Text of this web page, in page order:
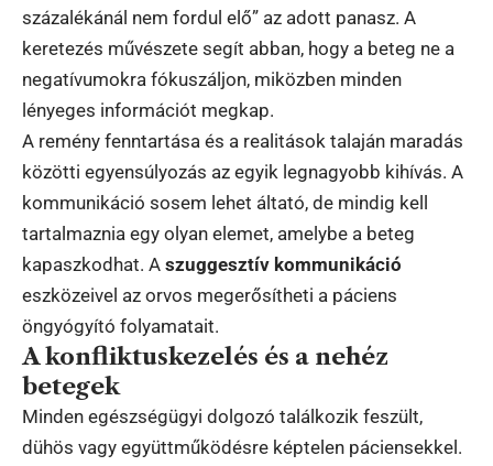
százalékánál nem fordul elő” az adott panasz. A
keretezés művészete segít abban, hogy a beteg ne a
negatívumokra fókuszáljon, miközben minden
lényeges információt megkap.
A remény fenntartása és a realitások talaján maradás
közötti egyensúlyozás az egyik legnagyobb kihívás. A
kommunikáció sosem lehet áltató, de mindig kell
tartalmaznia egy olyan elemet, amelybe a beteg
kapaszkodhat. A szuggesztív kommunikáció
eszközeivel az orvos megerősítheti a páciens
öngyógyító folyamatait.
A konfliktuskezelés és a nehéz
betegek
Minden egészségügyi dolgozó találkozik feszült,
dühös vagy együttműködésre képtelen páciensekkel.